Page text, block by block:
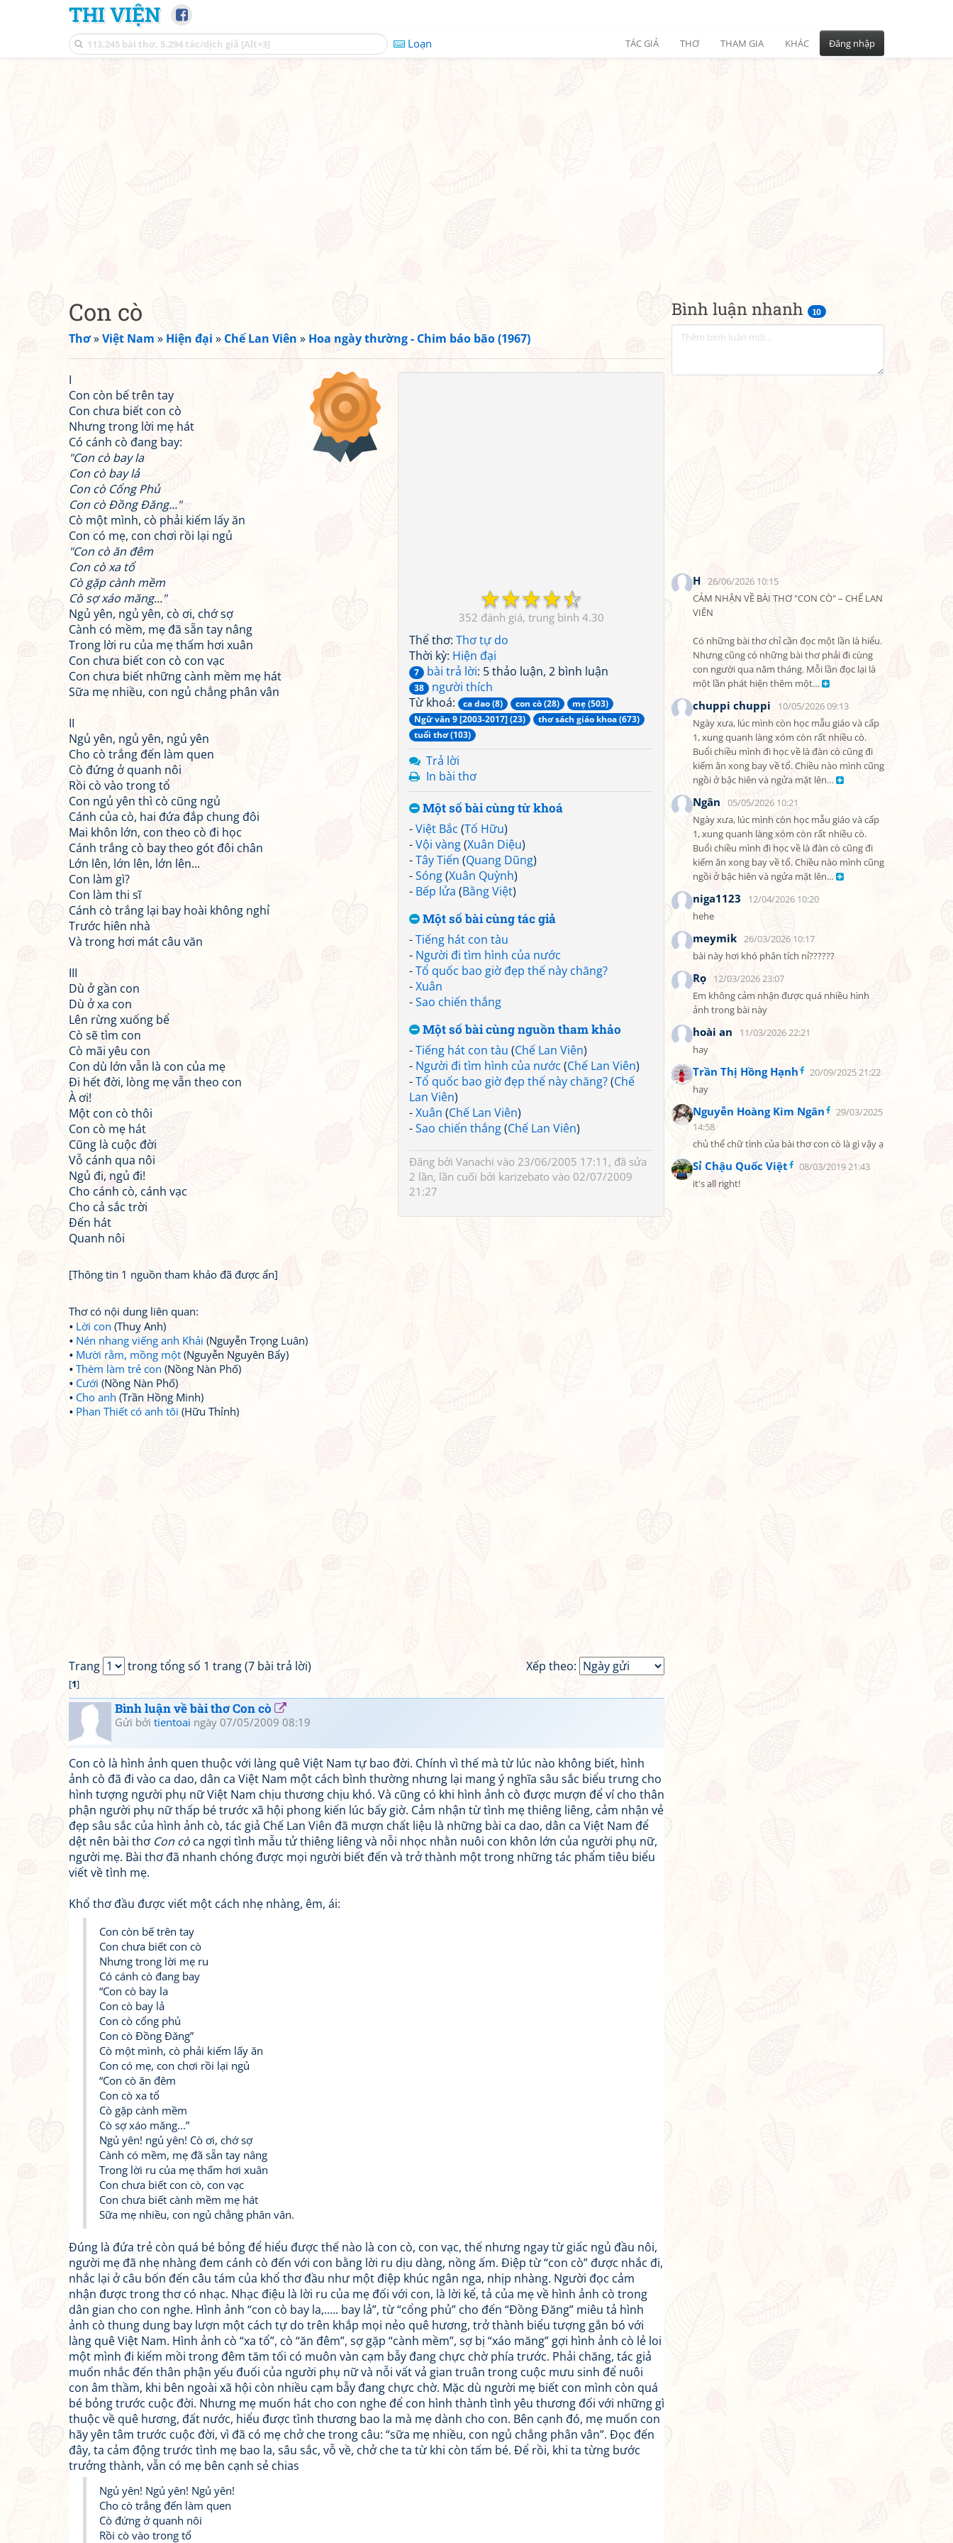
THI VIỆN
Loạn TÁC GIẢ THƠ THAM GIA KHÁC Đăng nhập
Bình luận nhanh 10
H 26/06/2026 10:15
CẢM NHẬN VỀ BÀI THƠ "CON CÒ" – CHẾ LAN
VIÊN
Có những bài thơ chỉ cần đọc một lần là hiểu.
Nhưng cũng có những bài thơ phải đi cùng
con người qua năm tháng. Mỗi lần đọc lại là
một lần phát hiện thêm một…
chuppi chuppi
10/05/2026 09:13
Ngày xưa, lúc mình còn học mẫu giáo và cấp
1, xung quanh làng xóm còn rất nhiều cò.
Buổi chiều mình đi học về là đàn cò cũng đi
kiếm ăn xong bay về tổ. Chiều nào mình cũng
ngồi ở bậc hiên và ngửa mặt lên…
Ngân
05/05/2026 10:21
Ngày xưa, lúc mình còn học mẫu giáo và cấp
1, xung quanh làng xóm còn rất nhiều cò.
Buổi chiều mình đi học về là đàn cò cũng đi
kiếm ăn xong bay về tổ. Chiều nào mình cũng
ngồi ở bậc hiên và ngửa mặt lên…
niga1123
12/04/2026 10:20
hehe
meymik 26/03/2026 10:17
bài này hơi khó phân tích nỉ??????
Rọ
12/03/2026 23:07
Em không cảm nhận được quá nhiều hình
ảnh trong bài này
hoài an
11/03/2026 22:21
hay
Trần Thị Hồng Hạnh
20/09/2025 21:22
hay
Nguyễn Hoàng Kim Ngân
29/03/2025
14:58
chủ thể chữ tình của bài thơ con cò là gì vậy ạ
Sỉ Chậu Quốc Việt
08/03/2019 21:43
it's all right!
Con cò
Thơ»Việt Nam » Hiện đại » Chế Lan Viên » Hoa ngày thường - Chim báo bão (1967)
☆
☆
☆
☆
☆
352 4.30
Thể thơ: Thơ tự do
Thời kỳ: Hiện đại
7 bài trả lời: 5 thảo luận, 2 bình luận
38
người thích
Từ khoá:
ca dao (8) con cò (28)
mẹ (503)
Ngữ văn 9 [2003-2017] (23)
thơ sách giáo khoa (673)
tuổi thơ (103)
Trả lời
In bài thơ
Một số bài cùng từ khoá
-Việt Bắc (Tố Hữu)
-Vội vàng(Xuân Diệu)
-Tây Tiến (Quang Dũng)
-Sóng(Xuân Quỳnh)
- Bếp lửa (Bằng Việt)
Một số bài cùng tác giả
-Tiếng hát con tàu
- Người đi tìm hình của nước
-Tổ quốc bao giờ đẹp thế này chăng?
-Xuân
-Sao chiến thắng
Một số bài cùng nguồn tham khảo
-Tiếng hát con tàu (Chế Lan Viên)
- Người đi tìm hình của nước (Chế Lan Viên)
-Tổ quốc bao giờ đẹp thế này chăng?(Chế
Lan Viên)
-Xuân (Chế Lan Viên)
-Sao chiến thắng(Chế Lan Viên)
Đăng bởi Vanachi vào 23/06/2005 17:11, đã sửa
2 lần, lần cuối bởi karizebato vào 02/07/2009
21:27
I
Con còn bế trên tay
Con chưa biết con cò
Nhưng trong lời mẹ hát
Có cánh cò đang bay:
"Con cò bay la
Con cò bay lả
Con cò Cổng Phủ
Con cò Đồng Đăng..."
Cò một mình, cò phải kiếm lấy ăn
Con có mẹ, con chơi rồi lại ngủ
"Con cò ăn đêm
Con cò xa tổ
Cò gặp cành mềm
Cò sợ xáo măng..."
Ngủ yên, ngủ yên, cò ơi, chớ sợ
Cành có mềm, mẹ đã sẵn tay nâng
Trong lời ru của mẹ thấm hơi xuân
Con chưa biết con cò con vạc
Con chưa biết những cành mềm mẹ hát
Sữa mẹ nhiều, con ngủ chẳng phân vân
II
Ngủ yên, ngủ yên, ngủ yên
Cho cò trắng đến làm quen
Cò đứng ở quanh nôi
Rồi cò vào trong tổ
Con ngủ yên thì cò cũng ngủ
Cánh của cò, hai đứa đắp chung đôi
Mai khôn lớn, con theo cò đi học
Cánh trắng cò bay theo gót đôi chân
Lớn lên, lớn lên, lớn lên...
Con làm gì?
Con làm thi sĩ
Cánh cò trắng lại bay hoài không nghỉ
Trước hiên nhà
Và trong hơi mát câu văn
III
Dù ở gần con
Dù ở xa con
Lên rừng xuống bể
Cò sẽ tìm con
Cò mãi yêu con
Con dù lớn vẫn là con của mẹ
Đi hết đời, lòng mẹ vẫn theo con
À ơi!
Một con cò thôi
Con cò mẹ hát
Cũng là cuộc đời
Vỗ cánh qua nôi
Ngủ đi, ngủ đi!
Cho cánh cò, cánh vạc
Cho cả sắc trời
Đến hát
Quanh nôi
[Thông tin 1 nguồn tham khảo đã được ẩn]
Thơ có nội dung liên quan:
Lời con (Thuỵ Anh)
Nén nhang viếng anh Khải (Nguyễn Trọng Luân)
Mười rằm, mồng một (Nguyễn Nguyên Bẩy)
Thèm làm trẻ con (Nồng Nàn Phố)
Cưới (Nồng Nàn Phố)
Cho anh (Trần Hồng Minh)
Phan Thiết có anh tôi (Hữu Thỉnh)
Xếp theo:
Trang trong tổng số 1 trang (7 bài trả lời)
[1]
Bình luận về bài thơ Con cò
Gửi bởi tientoai ngày 07/05/2009 08:19
Con cò là hình ảnh quen thuộc với làng quê Việt Nam tự bao đời. Chính vì thế mà từ lúc nào không biết, hình
ảnh cò đã đi vào ca dao, dân ca Việt Nam một cách bình thường nhưng lại mang ý nghĩa sâu sắc biểu trưng cho
hình tượng người phụ nữ Việt Nam chịu thương chịu khó. Và cũng có khi hình ảnh cò được mượn để ví cho thân
phận người phụ nữ thấp bé trước xã hội phong kiến lúc bấy giờ. Cảm nhận từ tình mẹ thiêng liêng, cảm nhận vẻ
đẹp sâu sắc của hình ảnh cò, tác giả Chế Lan Viên đã mượn chất liệu là những bài ca dao, dân ca Việt Nam để
dệt nên bài thơ Con cò ca ngợi tình mẫu tử thiêng liêng và nỗi nhọc nhằn nuôi con khôn lớn của người phụ nữ,
người mẹ. Bài thơ đã nhanh chóng được mọi người biết đến và trở thành một trong những tác phẩm tiêu biểu
viết về tình mẹ.
Khổ thơ đầu được viết một cách nhẹ nhàng, êm, ái:
Con còn bế trên tay
Con chưa biết con cò
Nhưng trong lời mẹ ru
Có cánh cò đang bay
“Con cò bay la
Con cò bay lả
Con cò cổng phủ
Con cò Đồng Đăng”
Cò một mình, cò phải kiếm lấy ăn
Con có mẹ, con chơi rồi lại ngủ
“Con cò ăn đêm
Con cò xa tổ
Cò gặp cành mềm
Cò sợ xáo măng...”
Ngủ yên! ngủ yên! Cò ơi, chớ sợ
Cành có mềm, mẹ đã sẵn tay nâng
Trong lời ru của mẹ thấm hơi xuân
Con chưa biết con cò, con vạc
Con chưa biết cành mềm mẹ hát
Sữa mẹ nhiều, con ngủ chẳng phân vân.
Đúng là đứa trẻ còn quá bé bỏng để hiểu được thế nào là con cò, con vạc, thế nhưng ngay từ giấc ngủ đầu nôi,
người mẹ đã nhẹ nhàng đem cánh cò đến với con bằng lời ru dịu dàng, nồng ấm. Điệp từ “con cò” được nhắc đi,
nhắc lại ở câu bốn đến câu tám của khổ thơ đầu như một điệp khúc ngân nga, nhịp nhàng. Người đọc cảm
nhận được trong thơ có nhạc. Nhạc điệu là lời ru của mẹ đối với con, là lời kể, tả của mẹ về hình ảnh cò trong
dân gian cho con nghe. Hình ảnh “con cò bay la,..... bay lả”, từ “cổng phủ” cho đến “Đồng Đăng” miêu tả hình
ảnh cò thung dung bay lượn một cách tự do trên khắp mọi nẻo quê hương, trở thành biểu tượng gắn bó với
làng quê Việt Nam. Hình ảnh cò “xa tổ”, cò “ăn đêm”, sợ gặp “cành mềm”, sợ bị “xáo măng” gợi hình ảnh cò lẻ loi
một mình đi kiếm mồi trong đêm tăm tối có muôn vàn cạm bẫy đang chực chờ phía trước. Phải chăng, tác giả
muốn nhắc đến thân phận yếu đuối của người phụ nữ và nỗi vất vả gian truân trong cuộc mưu sinh để nuôi
con âm thầm, khi bên ngoài xã hội còn nhiều cạm bẫy đang chực chờ. Mặc dù người mẹ biết con mình còn quá
bé bỏng trước cuộc đời. Nhưng mẹ muốn hát cho con nghe để con hình thành tình yêu thương đối với những gì
thuộc về quê hương, đất nước, hiểu được tình thương bao la mà mẹ dành cho con. Bên cạnh đó, mẹ muốn con
hãy yên tâm trước cuộc đời, vì đã có mẹ chở che trong câu: “sữa mẹ nhiều, con ngủ chẳng phân vân”. Đọc đến
đây, ta cảm động trước tình mẹ bao la, sâu sắc, vỗ về, chở che ta từ khi còn tấm bé. Để rồi, khi ta từng bước
trưởng thành, vẫn có mẹ bên cạnh sẻ chias
Ngủ yên! Ngủ yên! Ngủ yên!
Cho cò trắng đến làm quen
Cò đứng ở quanh nôi
Rồi cò vào trong tổ